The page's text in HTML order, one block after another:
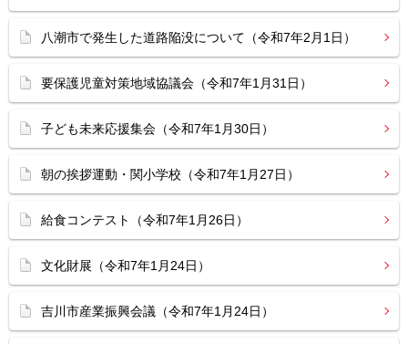
八潮市で発生した道路陥没について（令和7年2月1日）
要保護児童対策地域協議会（令和7年1月31日）
子ども未来応援集会（令和7年1月30日）
朝の挨拶運動・関小学校（令和7年1月27日）
給食コンテスト（令和7年1月26日）
文化財展（令和7年1月24日）
吉川市産業振興会議（令和7年1月24日）